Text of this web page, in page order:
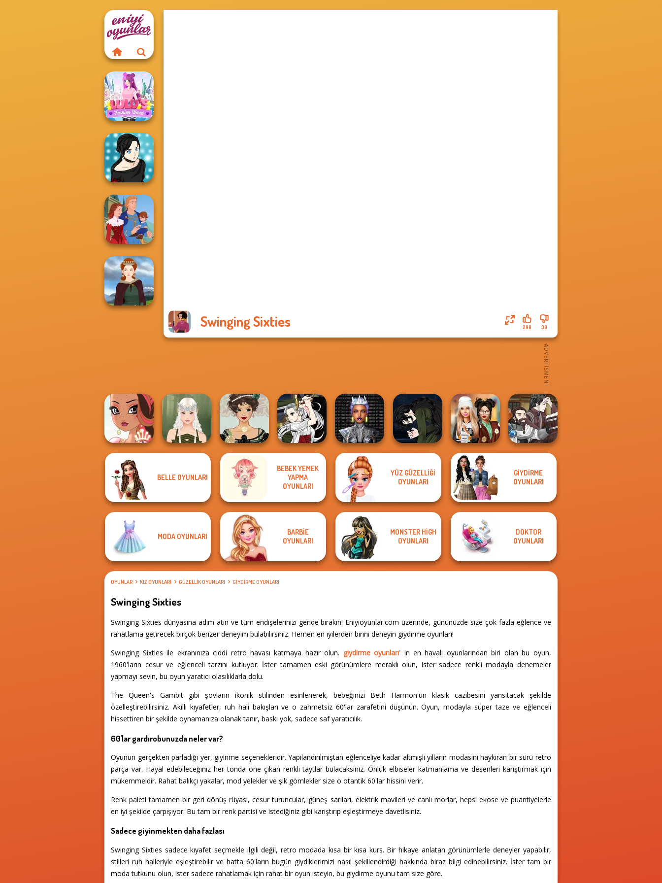
Swinging Sixties 30
290
Lulus Fashion
World
Manga Creator -
Rebels Page 2
Life Story
Fairy Tale High
Belle Époque
Costume Creator
Manga Creator
Vampire Hunter
P...
Cyber Chic
Makeover
Queens
Manga Creator
Vampire Hunter
P...
Dress To Impress
Back To Schoo...
Manga Creator
World Of
Fantasy...
BELLE OYUNLARI
BEBEK YEMEK
YAPMA
OYUNLARI
YÜZ GÜZELLIĞI
OYUNLARI
GIYDIRME
OYUNLARI
MODA OYUNLARI
BARBIE
OYUNLARI
MONSTER HIGH
OYUNLARI
DOKTOR
OYUNLARI
OYUNLAR KIZ OYUNLARI GÜZELLIK OYUNLARI GIYDIRME OYUNLARI
Swinging Sixties
Swinging Sixties dünyasına adım atın ve tüm endişelerinizi geride bırakın! Eniyioyunlar.com üzerinde, gününüzde size çok fazla eğlence ve
rahatlama getirecek birçok benzer deneyim bulabilirsiniz. Hemen en iyilerden birini deneyin giydirme oyunları!
Swinging Sixties ile ekranınıza ciddi retro havası katmaya hazır olun. giydirme oyunları' in en havalı oyunlarından biri olan bu oyun,
1960'ların cesur ve eğlenceli tarzını kutluyor. İster tamamen eski görünümlere meraklı olun, ister sadece renkli modayla denemeler
yapmayı sevin, bu oyun yaratıcı olasılıklarla dolu.
The Queen's Gambit gibi şovların ikonik stilinden esinlenerek, bebeğinizi Beth Harmon'un klasik cazibesini yansıtacak şekilde
özelleştirebilirsiniz. Akıllı kıyafetler, ruh hali bakışları ve o zahmetsiz 60'lar zarafetini düşünün. Oyun, modayla süper taze ve eğlenceli
hissettiren bir şekilde oynamanıza olanak tanır, baskı yok, sadece saf yaratıcılık.
60'lar gardırobunuzda neler var?
Oyunun gerçekten parladığı yer, giyinme seçenekleridir. Yapılandırılmıştan eğlenceliye kadar altmışlı yılların modasını haykıran bir sürü retro
parça var. Hayal edebileceğiniz her tonda öne çıkan renkli taytlar bulacaksınız. Önlük elbiseler katmanlama ve desenleri karıştırmak için
mükemmeldir. Rahat balıkçı yakalar, mod yelekler ve şık gömlekler size o otantik 60'lar hissini verir.
Renk paleti tamamen bir geri dönüş rüyası, cesur turuncular, güneş sarıları, elektrik mavileri ve canlı morlar, hepsi ekose ve puantiyelerle
en iyi şekilde çarpışıyor. Bu tam bir renk partisi ve istediğiniz gibi karıştırıp eşleştirmeye davetlisiniz.
Sadece giyinmekten daha fazlası
Swinging Sixties sadece kıyafet seçmekle ilgili değil, retro modada kısa bir kısa kurs. Bir hikaye anlatan görünümlerle deneyler yapabilir,
stilleri ruh halleriyle eşleştirebilir ve hatta 60'ların bugün giydiklerimizi nasıl şekillendirdiği hakkında biraz bilgi edinebilirsiniz. İster tam bir
moda tutkunu olun, ister sadece rahatlamak için rahat bir oyun isteyin, bu giydirme oyunu tam size göre.